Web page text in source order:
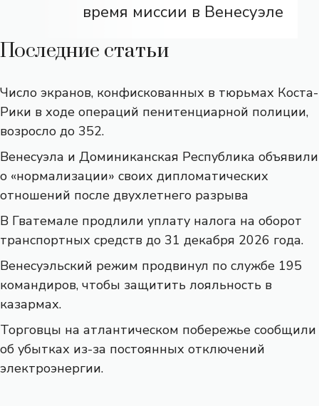
время миссии в Венесуэле
Последние статьи
Число экранов, конфискованных в тюрьмах Коста-
Рики в ходе операций пенитенциарной полиции,
возросло до 352.
Венесуэла и Доминиканская Республика объявили
о «нормализации» своих дипломатических
отношений после двухлетнего разрыва
В Гватемале продлили уплату налога на оборот
транспортных средств до 31 декабря 2026 года.
Венесуэльский режим продвинул по службе 195
командиров, чтобы защитить лояльность в
казармах.
Торговцы на атлантическом побережье сообщили
об убытках из-за постоянных отключений
электроэнергии.